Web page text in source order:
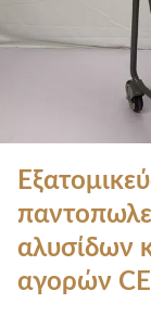
αλυσίδων
αγορών